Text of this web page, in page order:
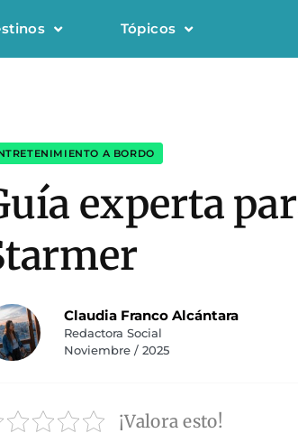
Tópicos
A BORDO
experta
Claudia Franco Alcántara
Redactora Social
Noviembre / 2025
¡Valora esto!